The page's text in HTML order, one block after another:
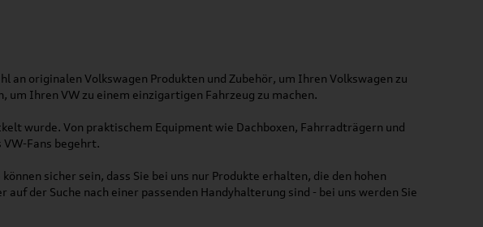
an originalen Volkswagen Produkten und Zubehör, um Ihren Volkswagen zu
Ihren VW zu einem einzigartigen Fahrzeug zu machen.
wurde. Von praktischem Equipment wie Dachboxen, Fahrradträgern und
VW-Fans begehrt.
sicher sein, dass Sie bei uns nur Produkte erhalten, die den hohen
der Suche nach einer passenden Handyhalterung sind - bei uns werden Sie